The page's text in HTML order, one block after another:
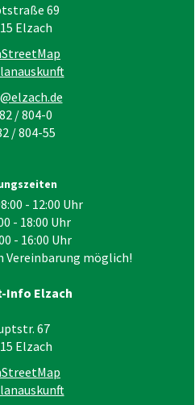
69
Elzach
/ 804-0
/ 804-55
- 12:00 Uhr
- 18:00 Uhr
- 16:00 Uhr
Vereinbarung möglich!
Info Elzach
67
Elzach